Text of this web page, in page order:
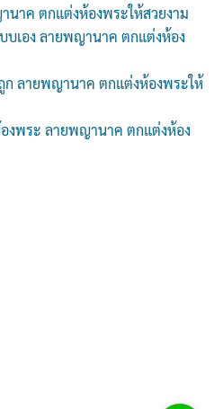
นาค ตกแต่งห้องพระให้สวยงาม
บเอง ลายพญานาค ตกแต่งห้อง
ก ลายพญานาค ตกแต่งห้องพระให้
งพระ ลายพญานาค ตกแต่งห้อง